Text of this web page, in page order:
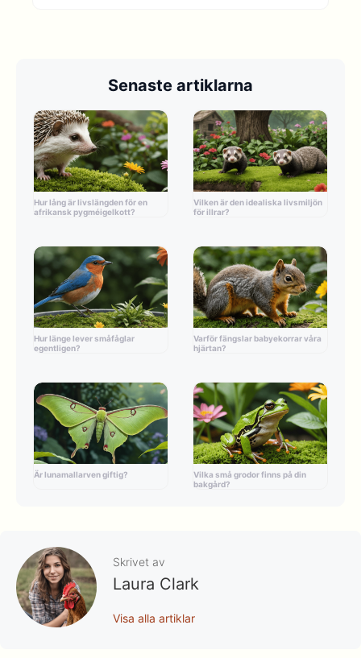
Senaste artiklarna
Hur lång är livslängden för en
afrikansk pygméigelkott?
Vilken är den idealiska livsmiljön
för illrar?
Hur länge lever småfåglar
egentligen?
Varför fängslar babyekorrar våra
hjärtan?
Är lunamallarven giftig?
Vilka små grodor finns på din
bakgård?
Skrivet av
Laura Clark
Visa alla artiklar